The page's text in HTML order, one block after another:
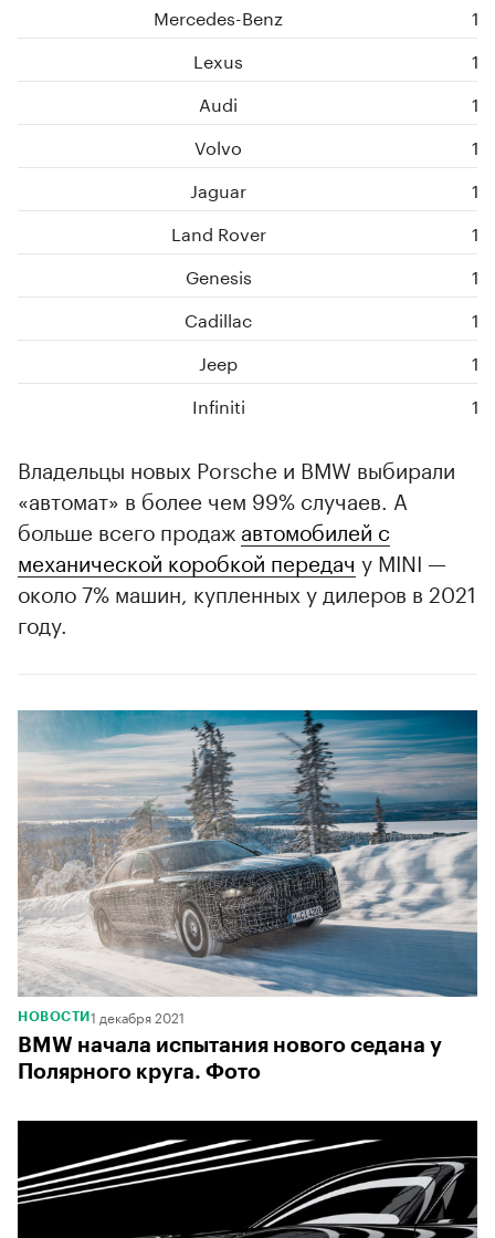
00:00
Mercedes-Benz
Lexus
Audi
Volvo
Jaguar
Land Rover
Genesis
Cadillac
Jeep
Infiniti
Владельцы новых Porsche и BMW выбирали
«автомат» в более чем 99% случаев. А
больше всего продаж автомобилей с
механической коробкой передач у MINI —
около 7% машин, купленных у дилеров в 2021
году.
НОВОСТИ 1 декабря 2021
BMW начала испытания нового седана у
Полярного круга. Фото